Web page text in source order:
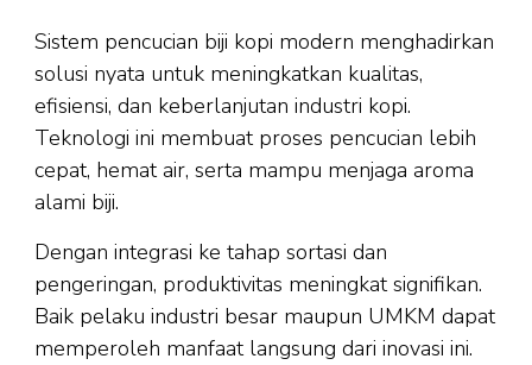
Sistem pencucian biji kopi modern menghadirkan
solusi nyata untuk meningkatkan kualitas,
efisiensi, dan keberlanjutan industri kopi.
Teknologi ini membuat proses pencucian lebih
cepat, hemat air, serta mampu menjaga aroma
alami biji.
Dengan integrasi ke tahap sortasi dan
pengeringan, produktivitas meningkat signifikan.
Baik pelaku industri besar maupun UMKM dapat
memperoleh manfaat langsung dari inovasi ini.